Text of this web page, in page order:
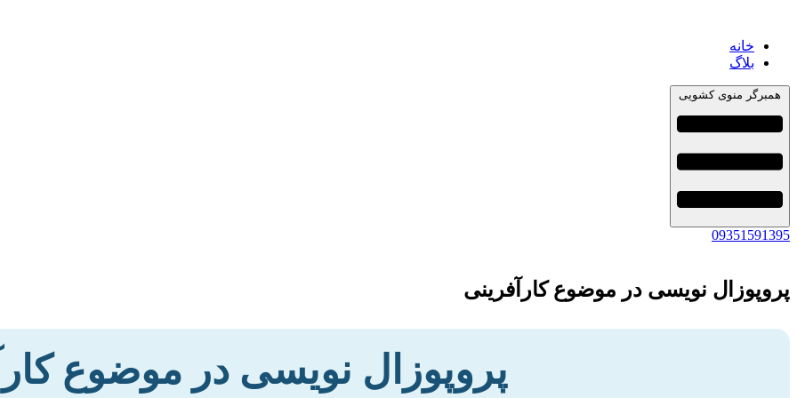
خانه
بلاگ
همبرگر منوی کشویی
09351591395
پروپوزال نویسی در موضوع کارآفرینی
پروپوزال نویسی در موضوع